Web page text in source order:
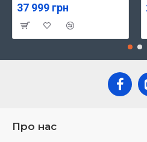
37 999 грн
Про нас